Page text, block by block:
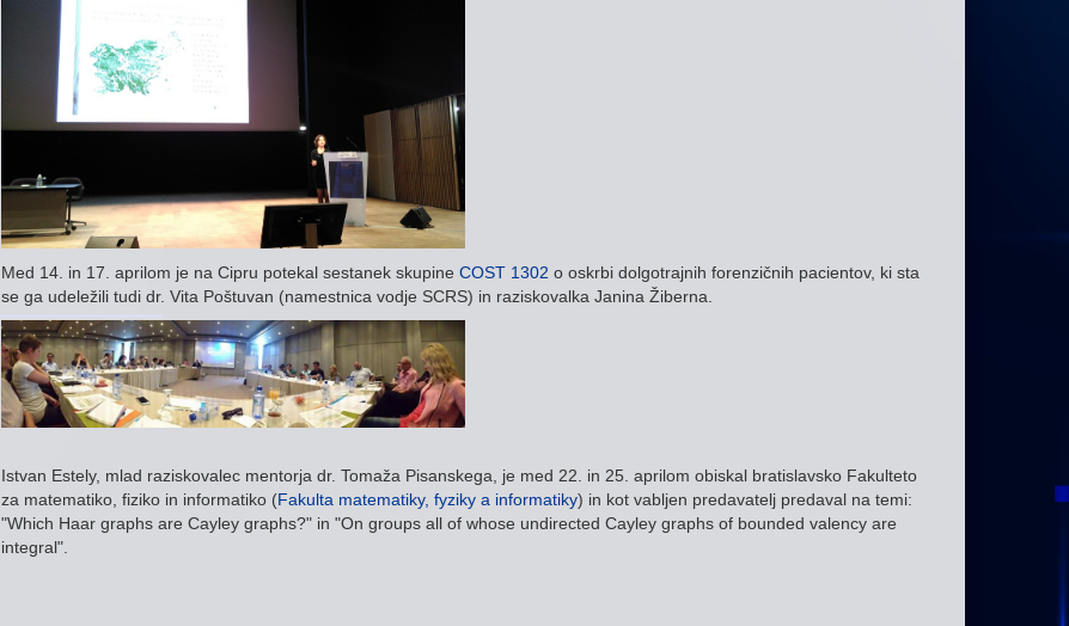
Med 14. in 17. aprilom je na Cipru potekal sestanek skupine COST 1302 o oskrbi dolgotrajnih forenzičnih pacientov, ki sta
se ga udeležili tudi dr. Vita Poštuvan (namestnica vodje SCRS) in raziskovalka Janina Žiberna.
Istvan Estely, mlad raziskovalec mentorja dr. Tomaža Pisanskega, je med 22. in 25. aprilom obiskal bratislavsko Fakulteto
za matematiko, fiziko in informatiko (Fakulta matematiky, fyziky a informatiky) in kot vabljen predavatelj predaval na temi:
"Which Haar graphs are Cayley graphs?" in "On groups all of whose undirected Cayley graphs of bounded valency are
integral".